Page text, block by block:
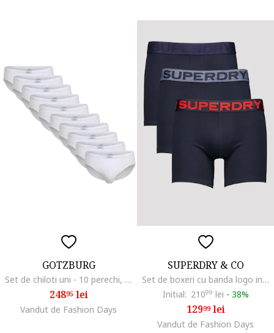
GOTZBURG
Set de chiloti uni - 10 perechi, Alb
24895lei
Vandut de Fashion Days
SUPERDRY & CO
Set de boxeri cu banda logo in talie - 3 perechi, Albastru ultramarin
Initial: 21099 lei - 38%
12999lei
Vandut de Fashion Days